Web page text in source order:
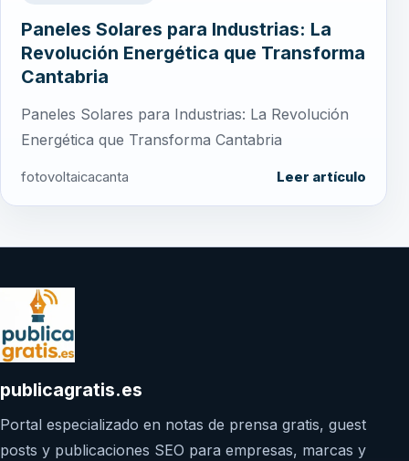
Paneles Solares para Industrias: La
Revolución Energética que Transforma
Cantabria
Paneles Solares para Industrias: La Revolución
Energética que Transforma Cantabria
fotovoltaicacanta Leer artículo
publicagratis.es
Portal especializado en notas de prensa gratis, guest
posts y publicaciones SEO para empresas, marcas y